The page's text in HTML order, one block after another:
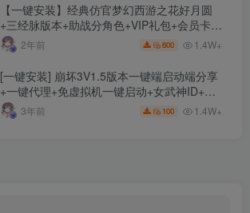
【一键安装】经典仿官梦幻西游之花好月圆
+三经脉版本+助战分角色+VIP礼包+会员卡
+剧情活动+视频搭建及其他修改资料
2年前 600 1.4W+
[一键安装] 崩坏3V1.5版本一键端启动端分享
+一键代理+免虚拟机一键启动+女武神ID+详
细指令+极简一键修改
3年前 100 1.4W+